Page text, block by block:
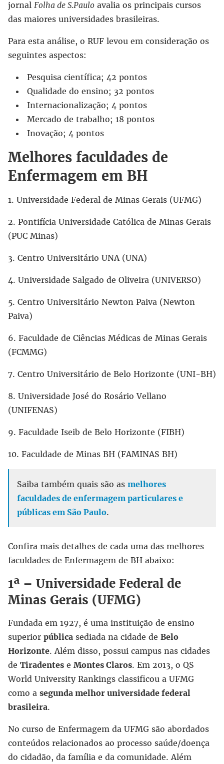
jornal Folha de S.Paulo avalia os principais cursos
das maiores universidades brasileiras.
Para esta análise, o RUF levou em consideração os
seguintes aspectos:
Pesquisa científica; 42 pontos
Qualidade do ensino; 32 pontos
Internacionalização; 4 pontos
Mercado de trabalho; 18 pontos
Inovação; 4 pontos
Melhores faculdades de
Enfermagem em BH
1. Universidade Federal de Minas Gerais (UFMG)
2. Pontifícia Universidade Católica de Minas Gerais
(PUC Minas)
3. Centro Universitário UNA (UNA)
4. Universidade Salgado de Oliveira (UNIVERSO)
5. Centro Universitário Newton Paiva (Newton
Paiva)
6. Faculdade de Ciências Médicas de Minas Gerais
(FCMMG)
7. Centro Universitário de Belo Horizonte (UNI-BH)
8. Universidade José do Rosário Vellano
(UNIFENAS)
9. Faculdade Iseib de Belo Horizonte (FIBH)
10. Faculdade de Minas BH (FAMINAS BH)
Saiba também quais são as melhores
faculdades de enfermagem particulares e
públicas em São Paulo.
Confira mais detalhes de cada uma das melhores
faculdades de Enfermagem de BH abaixo:
1ª – Universidade Federal de
Minas Gerais (UFMG)
Fundada em 1927, é uma instituição de ensino
superior pública sediada na cidade de Belo
Horizonte. Além disso, possui campus nas cidades
de Tiradentes e Montes Claros. Em 2013, o QS
World University Rankings classificou a UFMG
como a segunda melhor universidade federal
brasileira.
No curso de Enfermagem da UFMG são abordados
conteúdos relacionados ao processo saúde/doença
do cidadão, da família e da comunidade. Além